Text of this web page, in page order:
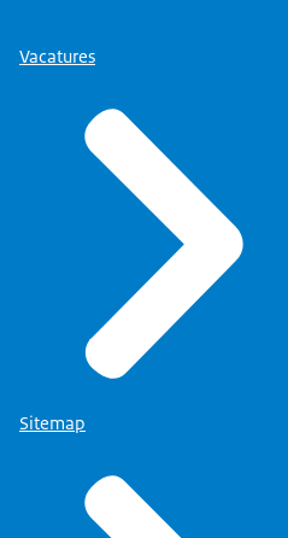
Vacatures
Sitemap